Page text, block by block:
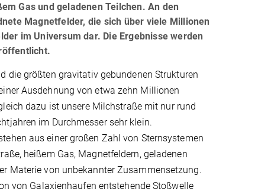
Gas und geladenen Teilchen. An den
Magnetfelder, die sich über viele Millionen
im Universum dar. Die Ergebnisse werden
die größten gravitativ gebundenen Strukturen
Ausdehnung von etwa zehn Millionen
dazu ist unsere Milchstraße mit nur rund
im Durchmesser sehr klein.
aus einer großen Zahl von Sternsystemen
heißem Gas, Magnetfeldern, geladenen
Materie von unbekannter Zusammensetzung.
von Galaxienhaufen entstehende Stoßwelle